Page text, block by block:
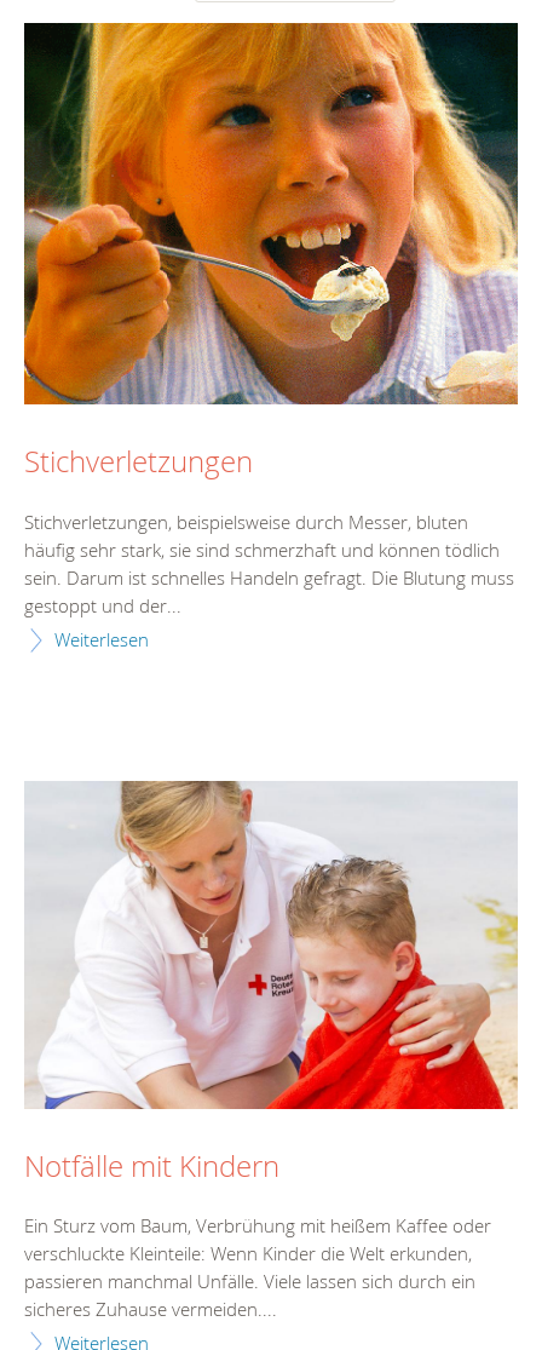
Stichverletzungen
Stichverletzungen, beispielsweise durch Messer, bluten
häufig sehr stark, sie sind schmerzhaft und können tödlich
sein. Darum ist schnelles Handeln gefragt. Die Blutung muss
gestoppt und der...
Weiterlesen
Notfälle mit Kindern
Ein Sturz vom Baum, Verbrühung mit heißem Kaffee oder
verschluckte Kleinteile: Wenn Kinder die Welt erkunden,
passieren manchmal Unfälle. Viele lassen sich durch ein
sicheres Zuhause vermeiden....
Weiterlesen